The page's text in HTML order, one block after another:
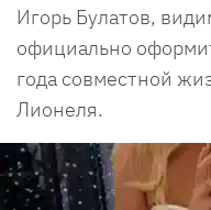
Игорь Булатов,
официально
года совместной
Лионеля.